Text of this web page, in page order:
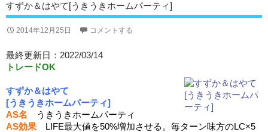
すずか＆はやて[うきうきホームパーティ]
2014年12月25日 コメントする
最終更新日：2022/03/14
トレードOK
すずか＆はやて
[うきうきホームパーティ]
AS名 うきうきホームパーティ
AS効果 LIFE最大値を50%増加させる。毎ターン味方のLC×5